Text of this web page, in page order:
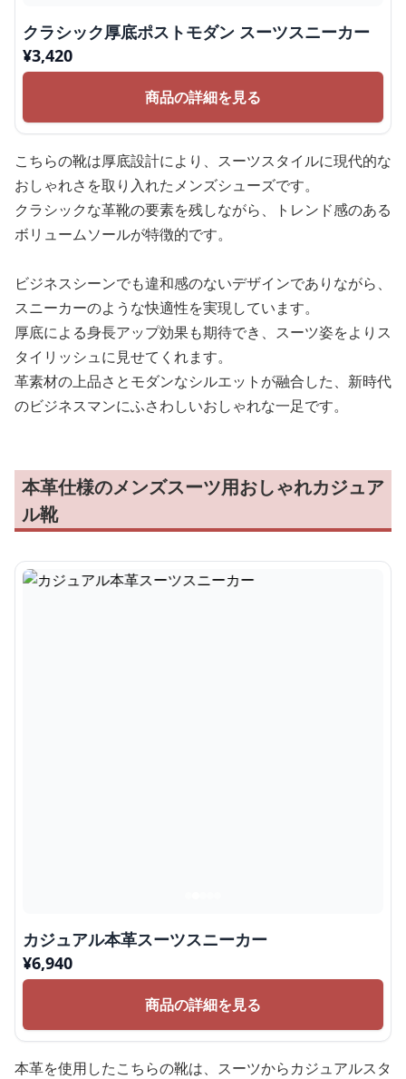
クラシック厚底ポストモダン スーツスニーカー
¥3,420
商品の詳細を見る
こちらの靴は厚底設計により、スーツスタイルに現代的な
おしゃれさを取り入れたメンズシューズです。
クラシックな革靴の要素を残しながら、トレンド感のある
ボリュームソールが特徴的です。
ビジネスシーンでも違和感のないデザインでありながら、
スニーカーのような快適性を実現しています。
厚底による身長アップ効果も期待でき、スーツ姿をよりス
タイリッシュに見せてくれます。
革素材の上品さとモダンなシルエットが融合した、新時代
のビジネスマンにふさわしいおしゃれな一足です。
本革仕様のメンズスーツ用おしゃれカジュア
ル靴
カジュアル本革スーツスニーカー
¥6,940
商品の詳細を見る
本革を使用したこちらの靴は、スーツからカジュアルスタ